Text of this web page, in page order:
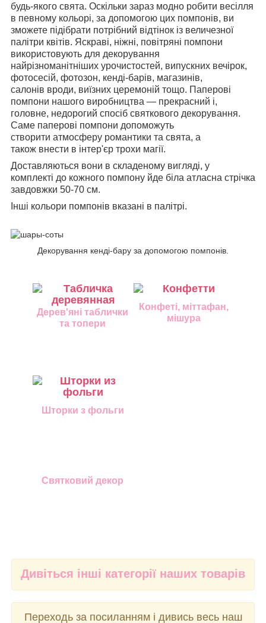
будь-якого свята. Оскільки зараз модно робити весілля
в певному кольорі, за допомогою цих помпонів, ви
зможете підібрати потрібний відтінок із величезної
палітри квітів. Яскраві, ніжні, повітряні помпони
використовують для декорування
найрізноманітніших урочистостей, випускних вечірок,
фотосесій, фотозон, кенді-барів, магазинів,
салонів вроди, виїзних церемоній тощо. Паперові
помпони нашого виробництва — прекрасний і,
головне, недорогий спосіб святкового декорування.
Саме паперові помпони допоможуть
створити атмосферу романтики та свята, а
також внести в інтер'єр трохи магії.
Доставляються вони в складеному вигляді, у
комплекті до кожного помпону йде біла атласна стрічка
завдовжки 50-70 см.
Інші кольори помпонів вказані в палітрі.
Декорування кенді-бару за допомогою помпонів.
Переходь за посиланням і дивись весь наш
Дивіться інші категорії наших товарів
Дерев'яні таблички
та топери
Конфеті, міттафан,
мішура
Шторки з фольги
Святковий декор